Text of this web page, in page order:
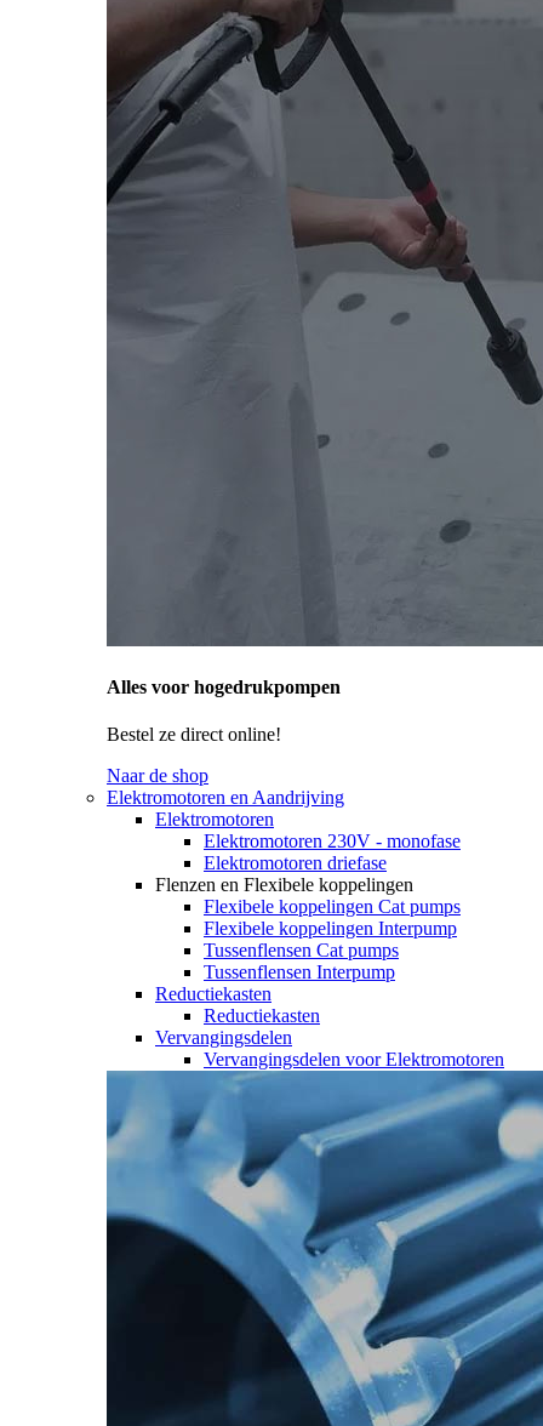
Alles voor hogedrukpompen
Bestel ze direct online!
Naar de shop
Elektromotoren en Aandrijving
Elektromotoren
Elektromotoren 230V - monofase
Elektromotoren driefase
Flenzen en Flexibele koppelingen
Flexibele koppelingen Cat pumps
Flexibele koppelingen Interpump
Tussenflensen Cat pumps
Tussenflensen Interpump
Reductiekasten
Reductiekasten
Vervangingsdelen
Vervangingsdelen voor Elektromotoren